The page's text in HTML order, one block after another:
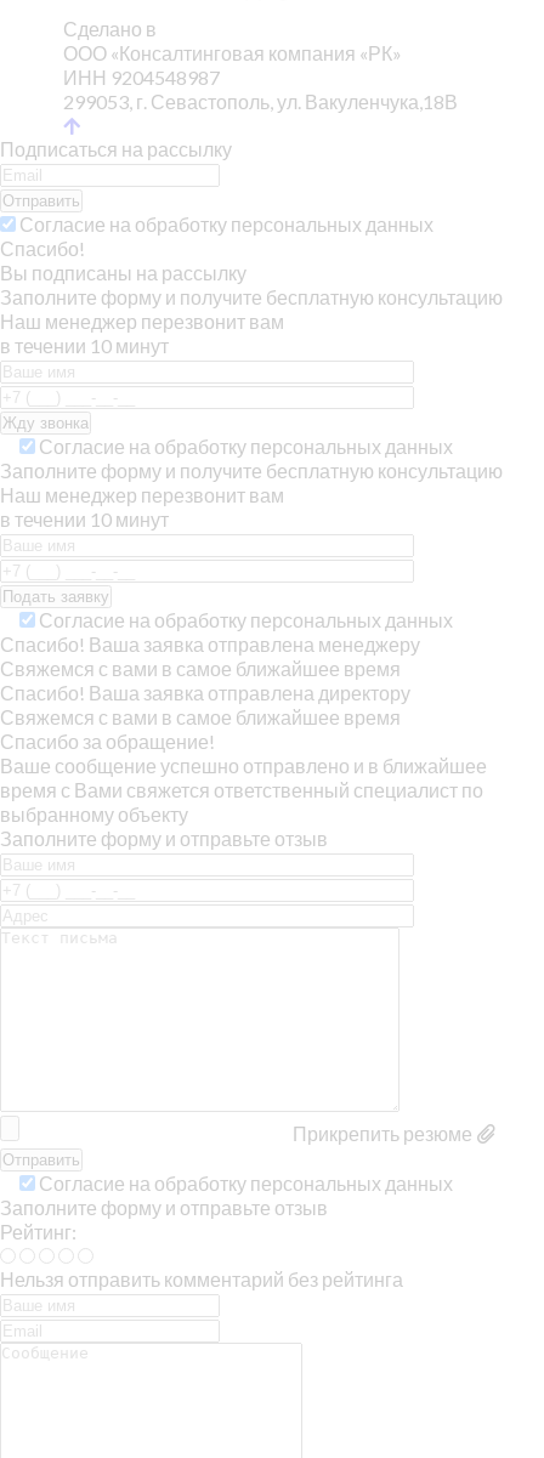
Сделано в
ООО «Консалтинговая компания «РК»
ИНН 9204548987
299053, г. Севастополь, ул. Вакуленчука,18В
Подписаться на рассылку
Отправить
Согласие на обработку персональных данных
Спасибо!
Вы подписаны на рассылку
Заполните форму и получите бесплатную консультацию
Наш менеджер перезвонит вам
в течении 10 минут
Согласие на обработку персональных данных
Заполните форму и получите бесплатную консультацию
Наш менеджер перезвонит вам
в течении 10 минут
Согласие на обработку персональных данных
Спасибо! Ваша заявка отправлена менеджеру
Свяжемся с вами в самое ближайшее время
Спасибо! Ваша заявка отправлена директору
Свяжемся с вами в самое ближайшее время
Спасибо за обращение!
Ваше сообщение успешно отправлено и в ближайшее
время с Вами свяжется ответственный специалист по
выбранному объекту
Заполните форму и отправьте отзыв
Прикрепить резюме
Согласие на обработку персональных данных
Заполните форму и отправьте отзыв
Рейтинг:
Нельзя отправить комментарий без рейтинга